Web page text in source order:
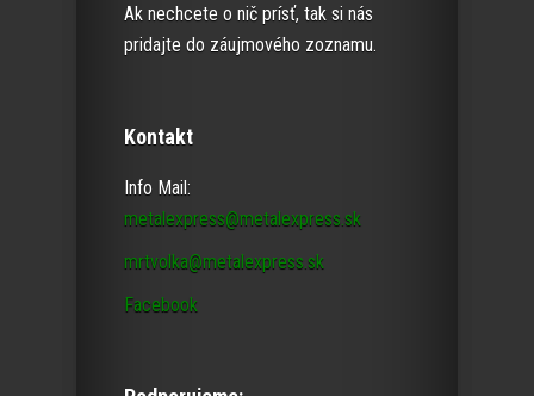
Ak nechcete o nič prísť, tak si nás
pridajte do záujmového zoznamu.
Kontakt
Info Mail:
metalexpress@metalexpress.sk
mrtvolka@metalexpress.sk
Facebook